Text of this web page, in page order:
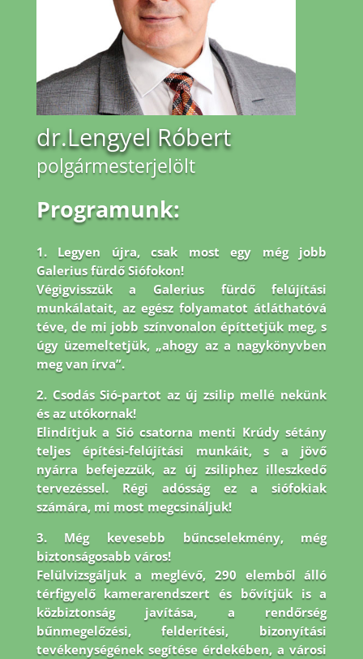
dr.Lengyel Róbert
polgármesterjelölt
Programunk:
1. Legyen újra, csak most egy még jobb
Galerius fürdő Siófokon!
Végigvisszük a Galerius fürdő felújítási
munkálatait, az egész folyamatot átláthatóvá
téve, de mi jobb színvonalon építtetjük meg, s
úgy üzemeltetjük, „ahogy az a nagykönyvben
meg van írva”.
2. Csodás Sió-partot az új zsilip mellé nekünk
és az utókornak!
Elindítjuk a Sió csatorna menti Krúdy sétány
teljes építési-felújítási munkáit, s a jövő
nyárra befejezzük, az új zsiliphez illeszkedő
tervezéssel. Régi adósság ez a siófokiak
számára, mi most megcsináljuk!
3. Még kevesebb bűncselekmény, még
biztonságosabb város!
Felülvizsgáljuk a meglévő, 290 elemből álló
térfigyelő kamerarendszert és bővítjük is a
közbiztonság javítása, a rendőrség
bűnmegelőzési, felderítési, bizonyítási
tevékenységének segítése érdekében, a városi